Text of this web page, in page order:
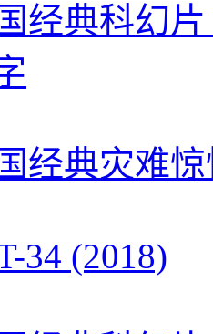
经典科幻
经典灾难
34 (2018)